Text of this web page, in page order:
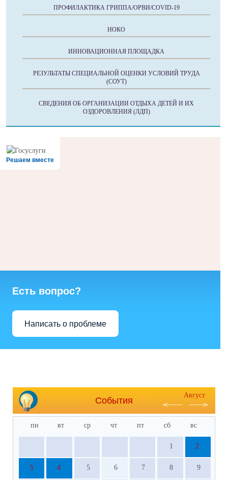
ПРОФИЛАКТИКА ГРИППА/ОРВИ/COVID-19
НОКО
ИННОВАЦИОННАЯ ПЛОЩАДКА
РЕЗУЛЬТАТЫ СПЕЦИАЛЬНОЙ ОЦЕНКИ УСЛОВИЙ ТРУДА
(СОУТ)
СВЕДЕНИЯ ОБ ОРГАНИЗАЦИИ ОТДЫХА ДЕТЕЙ И ИХ
ОЗДОРОВЛЕНИЯ (ЛДП)
Решаем вместе
Есть вопрос?
Написать о проблеме
События
Август
пн вт ср чт пт сб вс
1 2
3 4 5 6 7 8 9